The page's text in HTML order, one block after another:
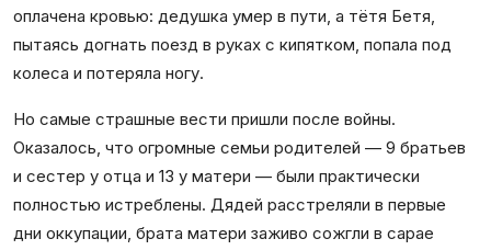
оплачена кровью: дедушка умер в пути, а тётя Бетя,
пытаясь догнать поезд в руках с кипятком, попала под
колеса и потеряла ногу.
Но самые страшные вести пришли после войны.
Оказалось, что огромные семьи родителей — 9 братьев
и сестер у отца и 13 у матери — были практически
полностью истреблены. Дядей расстреляли в первые
дни оккупации, брата матери заживо сожгли в сарае